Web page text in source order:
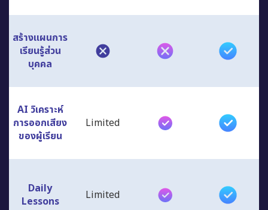
สร้างแผนการ
เรียนรู้ส่วน
บุคคล
AI วิเคราะห์
การออกเสียง
ของผู้เรียน
Limited
Daily
Lessons
Limited